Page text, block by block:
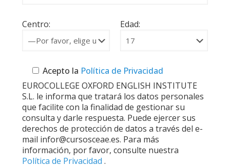
Centro: Edad:
Acepto la Política de Privacidad
EUROCOLLEGE OXFORD ENGLISH INSTITUTE
S.L. le informa que tratará los datos personales
que facilite con la finalidad de gestionar su
consulta y darle respuesta. Puede ejercer sus
derechos de protección de datos a través del e-
mail infor@cursosceae.es. Para más
información, por favor, consulte nuestra
Política de Privacidad .